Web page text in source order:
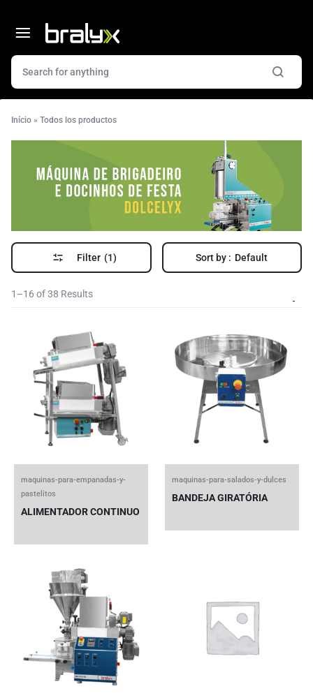
Início » Todos los productos
Filter (1) Sort by : Default
1–16 of 38 Results
maquinas-para-empanadas-y-
pastelitos
ALIMENTADOR CONTINUO
maquinas-para-salados-y-dulces
BANDEJA GIRATÓRIA